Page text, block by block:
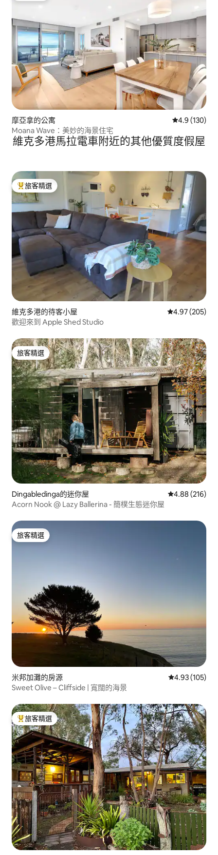
摩亞拿的公寓 從 130 則評
4.9 (130)
Moana Wave：美妙的海景住宅
維克多港馬拉電車附近的其他優質度假屋
旅客精選榜首
旅客精選
維克多港的待客小屋 從 205 則評價
4.97 (205)
歡迎來到 Apple Shed Studio
旅客精選
旅客精選
Dingabledinga的迷你屋 從 216 則評價
4.88 (216)
Acorn Nook @ Lazy Ballerina - 簡樸生態迷你屋
旅客精選
旅客精選
米邦加灘的房源 從 105 則評價
4.93 (105)
Sweet Olive – Cliffside | 寬闊的海景
旅客精選榜首
旅客精選